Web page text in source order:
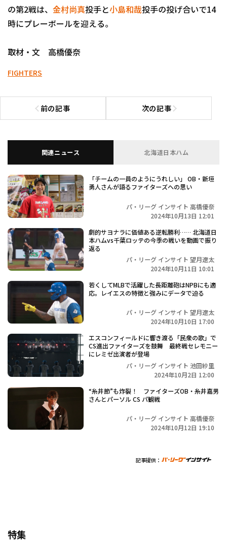
の第2戦は、 金村尚真投手と小島和哉投手の投げ合いで14
時にプレーボールを迎える。
取材・文 高橋優奈
FIGHTERS
前の記事
前の記事へ 次の記事次の記事へ
関連ニュース 北海道日本ハム
「チームの一員のようにうれしい」 OB・新垣
勇人さんが語るファイターズへの思い
パ・リーグ インサイト 高橋優奈
2024年10月13日 12:01
劇的サヨナラに価値ある逆転勝利…… 北海道日
本ハムvs千葉ロッテの今季の戦いを動画で振り
返る
パ・リーグ インサイト 望月遼太
2024年10月11日 10:01
若くしてMLBで活躍した長距離砲はNPBにも適
応。レイエスの特徴と強みにデータで迫る
パ・リーグ インサイト 望月遼太
2024年10月10日 17:00
エスコンフィールドに響き渡る「民衆の歌」で
CS進出ファイターズを鼓舞 最終戦セレモニー
にレミゼ出演者が登場
パ・リーグ インサイト 池田紗里
2024年10月2日 12:00
“糸井節”も炸裂！ ファイターズOB・糸井嘉男
さんとパーソル CS パ観戦
パ・リーグ インサイト 高橋優奈
2024年10月12日 19:10
記事提供：
特集